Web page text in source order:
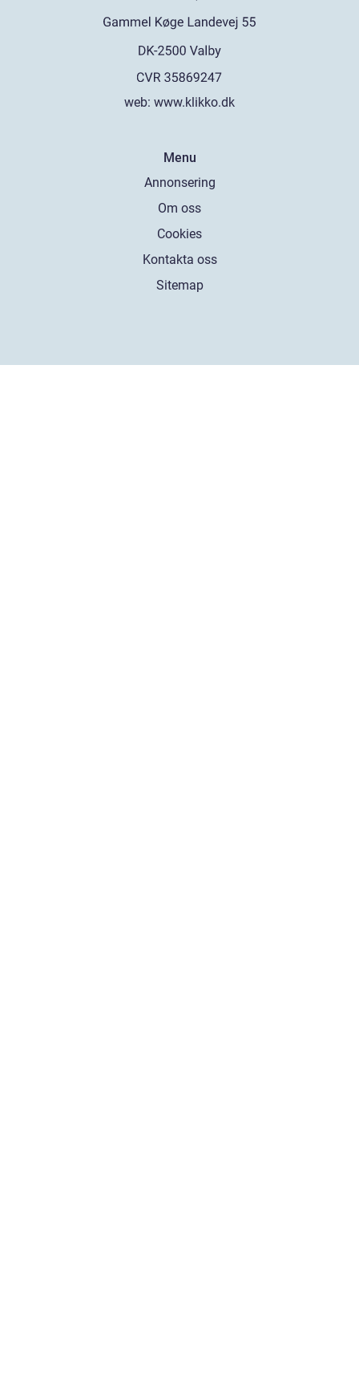
web: www.klikko.dk
Menu
Annonsering
Om oss
Cookies
Kontakta oss
Sitemap